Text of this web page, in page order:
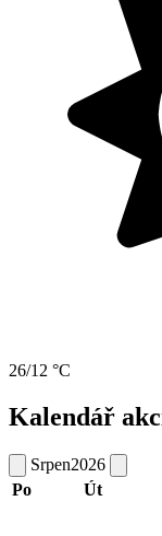
26/12 °C
Kalendář
Srpen2026
Po
Út